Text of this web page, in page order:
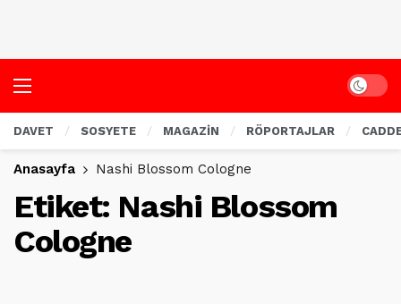
Dark
DAVET SOSYETE MAGAZİN RÖPORTAJLAR
Anasayfa Nashi Blossom Cologne
Etiket: Nashi Blossom
Cologne